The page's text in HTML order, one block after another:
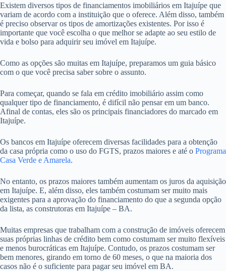
Existem diversos tipos de financiamentos imobiliários em Itajuípe que
variam de acordo com a instituição que o oferece. Além disso, também
é preciso observar os tipos de amortizações existentes. Por isso é
importante que você escolha o que melhor se adapte ao seu estilo de
vida e bolso para adquirir seu imóvel em Itajuípe.
Como as opções são muitas em Itajuípe, preparamos um guia básico
com o que você precisa saber sobre o assunto.
Para começar, quando se fala em crédito imobiliário assim como
qualquer tipo de financiamento, é difícil não pensar em um banco.
Afinal de contas, eles são os principais financiadores do marcado em
Itajuípe.
Os bancos em Itajuípe oferecem diversas facilidades para a obtenção
da casa própria como o uso do FGTS, prazos maiores e até o Programa
Casa Verde e Amarela.
No entanto, os prazos maiores também aumentam os juros da aquisição
em Itajuípe. E, além disso, eles também costumam ser muito mais
exigentes para a aprovação do financiamento do que a segunda opção
da lista, as construtoras em Itajuípe – BA.
Muitas empresas que trabalham com a construção de imóveis oferecem
suas próprias linhas de crédito bem como costumam ser muito flexíveis
e menos burocráticas em Itajuípe. Contudo, os prazos costumam ser
bem menores, girando em torno de 60 meses, o que na maioria dos
casos não é o suficiente para pagar seu imóvel em BA.